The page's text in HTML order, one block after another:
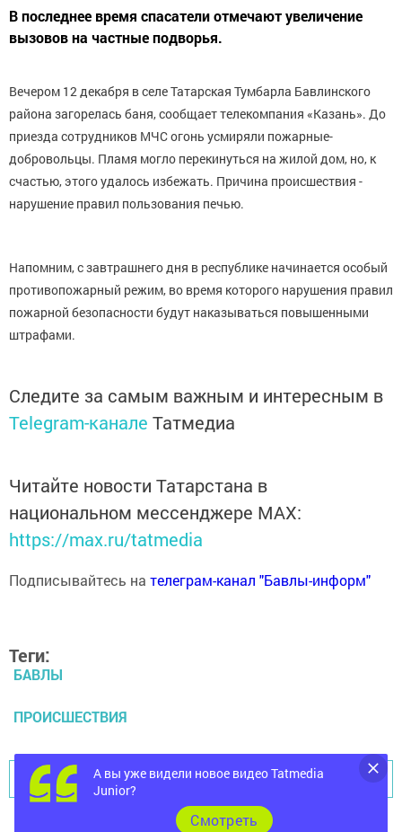
В последнее время спасатели отмечают увеличение
вызовов на частные подворья.
Вечером 12 декабря в селе Татарская Тумбарла Бавлинского
района загорелась баня, сообщает телекомпания «Казань». До
приезда сотрудников МЧС огонь усмиряли пожарные-
добровольцы. Пламя могло перекинуться на жилой дом, но, к
счастью, этого удалось избежать. Причина происшествия -
нарушение правил пользования печью.
Напомним, с завтрашнего дня в республике начинается особый
противопожарный режим, во время которого нарушения правил
пожарной безопасности будут наказываться повышенными
штрафами.
Следите за самым важным и интересным в
Telegram-канале Татмедиа
Читайте новости Татарстана в
национальном мессенджере MАХ:
https://max.ru/tatmedia
Подписывайтесь на телеграм-канал "Бавлы-информ"
Теги:
БАВЛЫ
ПРОИСШЕСТВИЯ
Перейти на страницу новости
А вы уже видели новое видео Tatmedia
Junior?
Cмотреть